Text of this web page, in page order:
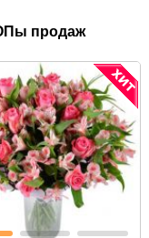
продаж